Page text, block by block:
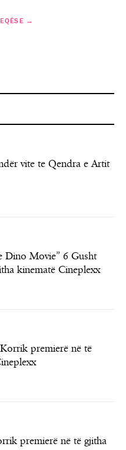
→
vite te Qendra e Artit
Dino Movie” 6 Gusht
kinematë Cineplexx
premierë në të
premierë në të gjitha